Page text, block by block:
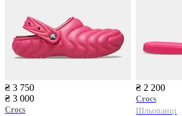
₴ 3 750
₴ 3 000
Crocs
₴ 2 200
Crocs
Шльопанці